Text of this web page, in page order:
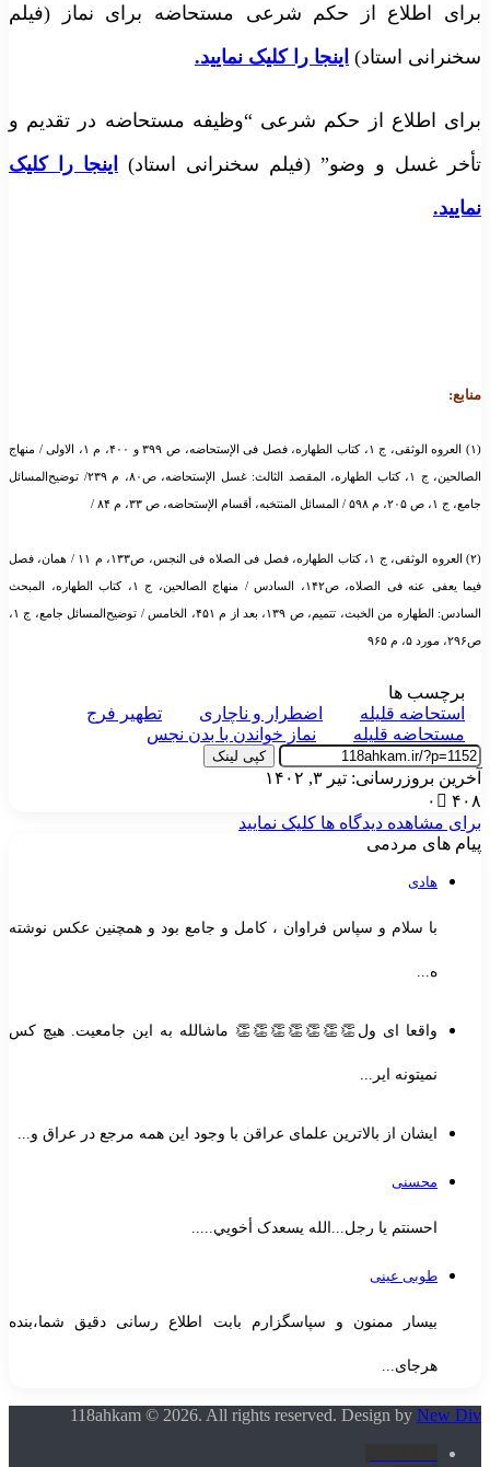
برای اطلاع از حکم شرعی مستحاضه برای نماز (فیلم
سخنرانی استاد) اینجا را کلیک نمایید.
برای اطلاع از حکم شرعی “وظیفه مستحاضه در تقدیم و
تأخر غسل و وضو” (فیلم سخنرانی استاد)
اینجا را کلیک
نمایید.
منابع:
(۱) العروه الوثقی، ج ۱، کتاب الطهاره، فصل فی الإستحاضه، ص ۳۹۹ و ۴۰۰، م ۱، الاولی / منهاج
الصالحین، ج ۱، کتاب الطهاره، المقصد الثالث: غسل الإستحاضه، ص۸۰، م ۲۳۹/ توضیح‌المسائل
جامع، ج ۱، ص ۲۰۵، م ۵۹۸ / المسائل المنتخبه، أقسام الإستحاضه، ص ۳۳، م ۸۴ /
(۲) العروه الوثقی، ج ۱، کتاب الطهاره، فصل فی الصلاه فی النجس، ص۱۳۳، م ۱۱ / همان، فصل
فیما یعفی عنه فی الصلاه، ص۱۴۲، السادس / منهاج الصالحین، ج ۱، کتاب الطهاره، المبحث
السادس: الطهاره من الخبث، تتمیم، ص ۱۳۹، بعد از م ۴۵۱، الخامس / توضیح‌المسائل جامع، ج ۱،
ص۲۹۶، مورد ۵، م ۹۶۵
برچسب ها
استحاضه قلیله
اضطرار و ناچاری
تطهیر فرج
مستحاضه قلیله
نماز خواندن با بدن نجس
کپی لینک
آخرین بروزرسانی: تیر ۳, ۱۴۰۲
۰
۴۰۸
برای مشاهده دیدگاه ها کلیک نمایید
پیام های مردمی
هادی
با سلام و سپاس فراوان ، کامل و جامع بود و همچنین عکس نوشته
ه...
واقعا ای ول👏👏👏👏👏👏👏 ماشالله به این جامعیت. هیچ کس
نمیتونه ایر...
ایشان از بالاترین علمای عراقن با وجود این همه مرجع در عراق و...
محسنی
احسنتم یا رجل...الله یسعدک أخويي.....
طوبی عینی
بیسار ممنون و سپاسگزارم بابت اطلاع رسانی دقیق شما،بنده
هرجای...
118ahkam © 2026. All rights reserved. Design by New Div